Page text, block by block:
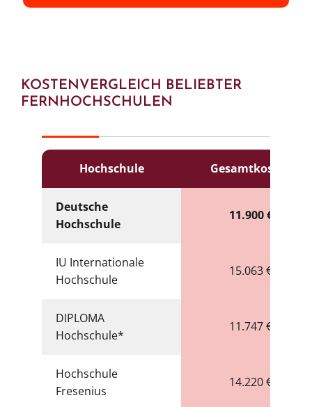
KOSTENVERGLEICH BELIEBTER
FERNHOCHSCHULEN
Hochschule Gesamtkosten
Deutsche
Hochschule
11.900 €
IU Internationale
Hochschule
15.063 €
DIPLOMA
Hochschule*
11.747 €
Hochschule
Fresenius
14.220 €
Stand April 2026